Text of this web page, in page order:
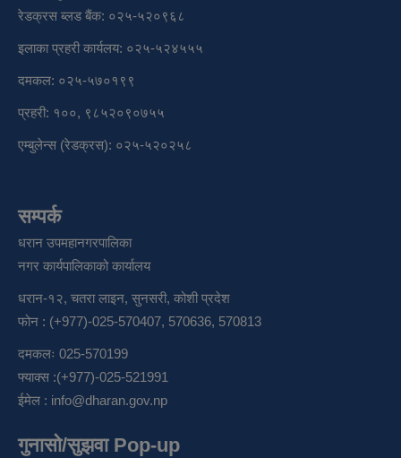
रेडक्रस ब्लड बैंक: ०२५-५२०९६८
इलाका प्रहरी कार्यलय: ०२५-५२४५५५
दमकल: ०२५-५७०१९९
प्रहरी: १००, ९८५२०९०७५५
एम्बुलेन्स (रेडक्रस): ०२५-५२०२५८
सम्पर्क
धरान उपमहानगरपालिका
नगर कार्यपालिकाको कार्यालय
धरान-१२, चतरा लाइन, सुनसरी, कोशी प्रदेश
फोन : (+977)-025-570407, 570636, 570813
दमकलः 025-570199
फ्याक्स :(+977)-025-521991
ईमेल : info@dharan.gov.np
गुनासो/सुझवा Pop-up